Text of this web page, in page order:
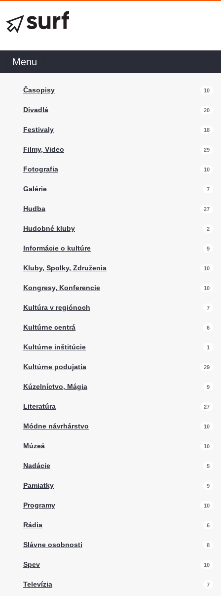
Menu
Časopisy 10
Divadlá 20
Festivaly 18
Filmy, Video 29
Fotografia 10
Galérie 7
Hudba 27
Hudobné kluby 2
Informácie o kultúre 9
Kluby, Spolky, Združenia 10
Kongresy, Konferencie 10
Kultúra v regiónoch 7
Kultúrne centrá 6
Kultúrne inštitúcie 1
Kultúrne podujatia 29
Kúzelníctvo, Mágia 9
Literatúra 27
Módne návrhárstvo 10
Múzeá 10
Nadácie 5
Pamiatky 9
Programy 10
Rádia 6
Slávne osobnosti 8
Spev 10
Televízia 7